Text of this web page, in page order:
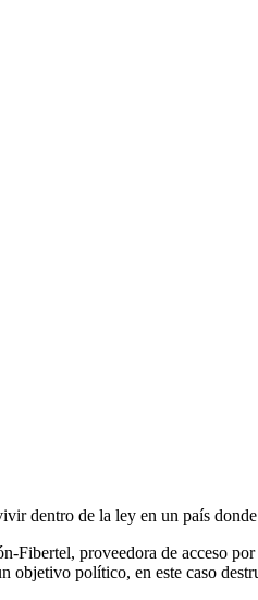
dentro de la ley en un país
Fibertel, proveedora de acceso
objetivo político, en este caso